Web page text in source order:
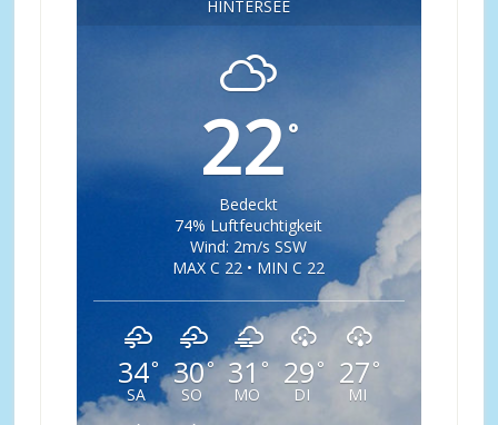
HINTERSEE
22°
Bedeckt
74% Luftfeuchtigkeit
Wind: 2m/s SSW
MAX C 22 • MIN C 22
34°
SA
30°
SO
31°
MO
29 °
DI
27 °
MI